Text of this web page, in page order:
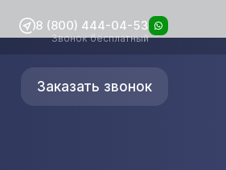
8 (800) 444-04-53
Звонок бесплатный
Заказать звонок